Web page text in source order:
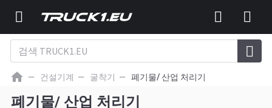
건설기계 굴착기 폐기물/ 산업 처리기
폐기물/ 산업 처리기